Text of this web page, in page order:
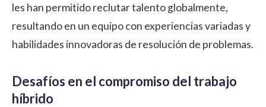
les han permitido reclutar talento globalmente,
resultando en un equipo con experiencias variadas y
habilidades innovadoras de resolución de problemas.
Desafíos en el compromiso del trabajo
híbrido